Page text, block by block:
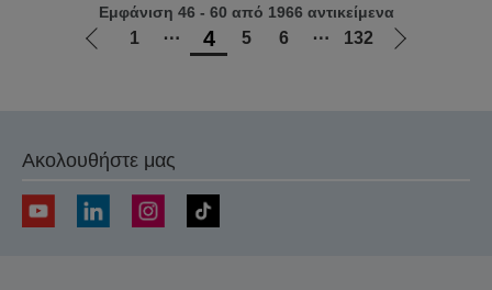
Μετάβαση
1 ⋯ 4 5 6 ⋯ 132
Μετάβαση
Εμφάνιση 46 - 60 από 1966 αντικείμενα
Ακολουθήστε μας